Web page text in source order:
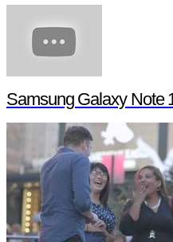
Samsung Galaxy Note 10.1